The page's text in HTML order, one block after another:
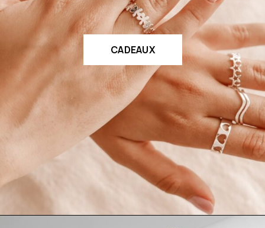
CADEAUX